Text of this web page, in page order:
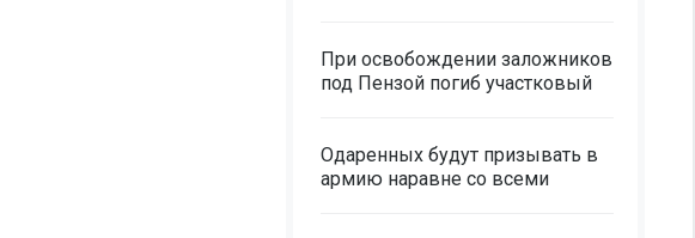
При освобождении заложников
под Пензой погиб участковый
Одаренных будут призывать в
армию наравне со всеми